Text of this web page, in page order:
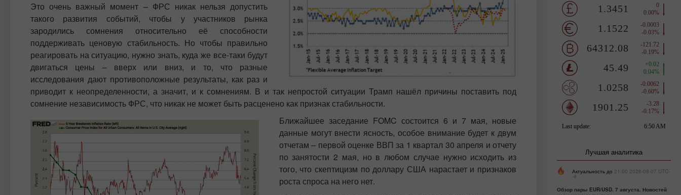
Это очень важный момент – ФРС никак нельзя допустить
такого развития событий, чтобы у участников рынка
зародились сомнения относительно её способности
поддерживать ценовую стабильность. Но чтобы правильно
реагировать на ситуацию, нужно знать, куда же все-таки будут
двигаться цены – вверх или вниз, и то, что разные
исследования дают противоположные результаты, как раз и
приводит к неопределенности, а значит, и к сомнениям. В и так непростой ситуации Трамп нашёл причины поставить под
сомнение независимость ФРС, что никак не может быть расценено как признак стабильности.
Ближайшее заседание FOMC состоится 6 и 7 мая, новые
данные могут внести ясность, особое внимание будет к двум
отчетам – первой оценке ВВП за 1 квартал 30 апреля и отчету
по занятости 2 мая, но в любом случае нужно исходить из
того, что скептицизм по доллару США нарастает и признаков
роста спроса на него нет.
Лучшая аналитика
Актуальность до 21:00 2026-08-07 UTC-
-4
Обзор пары EUR/USD. 7 августа. Новостей